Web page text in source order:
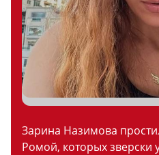
Зарина Назимова
Ромой, которых зверски